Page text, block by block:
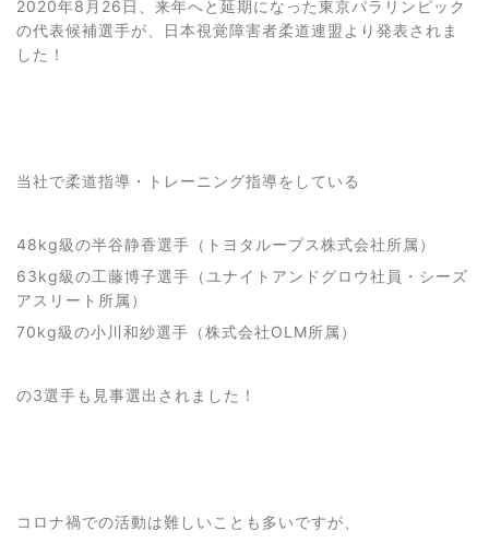
2020年8月26日、来年へと延期になった東京パラリンピック
の代表候補選手が、日本視覚障害者柔道連盟より発表されま
した！
当社で柔道指導・トレーニング指導をしている
48kg級の半谷静香選手（トヨタループス株式会社所属）
63kg級の工藤博子選手（ユナイトアンドグロウ社員・シーズ
アスリート所属）
70kg級の小川和紗選手（株式会社OLM所属）
の3選手も見事選出されました！
コロナ禍での活動は難しいことも多いですが、